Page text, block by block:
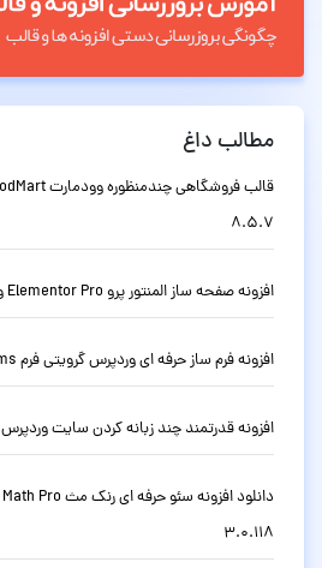
مطالب داغ
8.5.7
افزونه صفحه ساز المنتور پرو Elementor Pro وردپرس نسخه 4.2.1
افزونه فرم ساز حرفه ای وردپرس گرویتی فرم Gravity Forms نسخه 3.0.0
افزونه قدرتمند چند زبانه کردن سایت وردپرس WPML نسخه 4.9.6
3.0.118